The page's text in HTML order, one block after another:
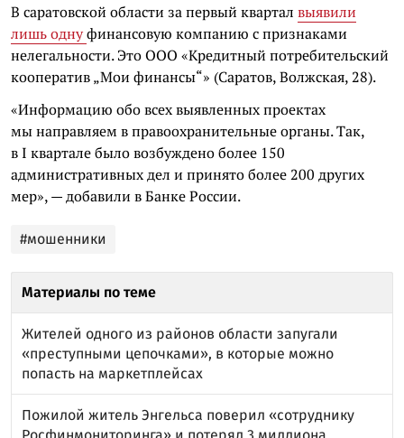
В саратовской области за первый квартал выявили
лишь однуфинансовую компанию с признаками
нелегальности. Это ООО «Кредитный потребительский
кооператив „Мои финансы“» (Саратов, Волжская, 28).
«Информацию обо всех выявленных проектах
мы направляем в правоохранительные органы. Так,
в I квартале было возбуждено более 150
административных дел и принято более 200 других
мер», — добавили в Банке России.
#мошенники
Материалы по теме
Жителей одного из районов области запугали
«преступными цепочками», в которые можно
попасть на маркетплейсах
Пожилой житель Энгельса поверил «сотруднику
Росфинмониторинга» и потерял 3 миллиона